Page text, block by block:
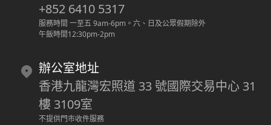
+852 6410 5317
服務時間 一至五 9am-6pm 。 六、日及公眾假期除外
午飯時間12:30pm-2pm
辦公室地址
香港九龍灣宏照道 33 號國際交易中心 31
樓 3109室
不提供門市收件服務